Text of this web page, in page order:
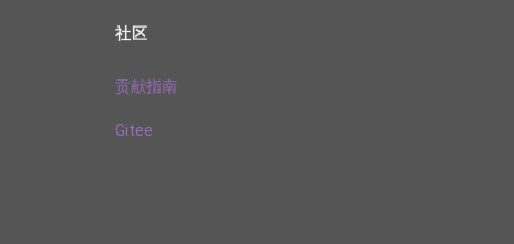
社区
贡献指南
Gitee